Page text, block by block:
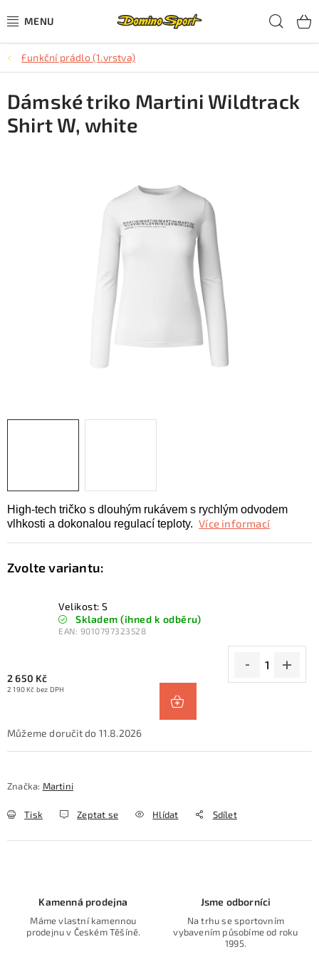
na
CYKLISTIKA
SJEZDOVÉ LYŽOVÁNÍ
SKIALPOVÉ LYŽOVÁNÍ
CYKLO Servis
Funkční prádlo (1.vrstva)
High-tech tričko s dlouhým rukávem s rychlým odvodem
vlhkosti a dokonalou regulací teploty. Více informací
Velikost: S
Skladem (ihned k odběru)
EAN: 9010797323528
2 650 Kč
2 190 Kč bez DPH
11.8.2026
Značka: Martini
Tisk Zeptat se Hlídat Sdílet
Dámské triko Martini Wildtrack
Shirt W, white
Kamenná prodejna
Máme vlastní kamennou
prodejnu v Českém Těšíně.
Jsme odborníci
Na trhu se sportovním
vybavením působíme od roku
1995.